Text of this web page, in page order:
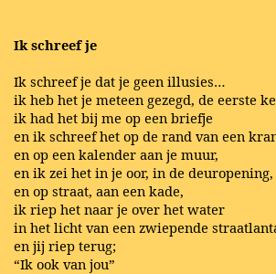
Ik schreef je
Ik schreef je dat je geen illusies…
ik heb het je meteen gezegd, de eerste
ik had het bij me op een briefje
en ik schreef het op de rand van een
en op een kalender aan je muur,
en ik zei het in je oor, in de deuropening,
en op straat, aan een kade,
ik riep het naar je over het water
in het licht van een zwiepende
en jij riep terug;
“Ik ook van jou”